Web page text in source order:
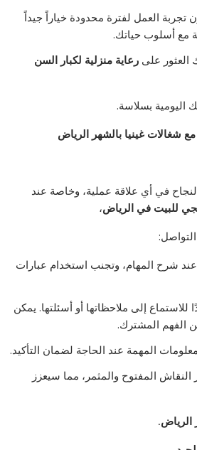
تجربة العمل لفترة محدودة خياراً جيداً
مع أسلوب حياتك.
العثور علىرعاية منزلية لكبار السن
اليومية بسلاسة.
شغالات غينيا بالشهر الرياض
في أي علاقة عملية، وخاصة عند
للبيت في الرياض،
شرح المهام، وتجنب استخدام عبارات
إلى ملاحظاتها أو أسئلتها. يمكن
الفهم المشترك.
المهمة عند الحاجة لضمان التأكيد.
النقاش المفتوح والمثمر، مما سيعزز
الرياض.